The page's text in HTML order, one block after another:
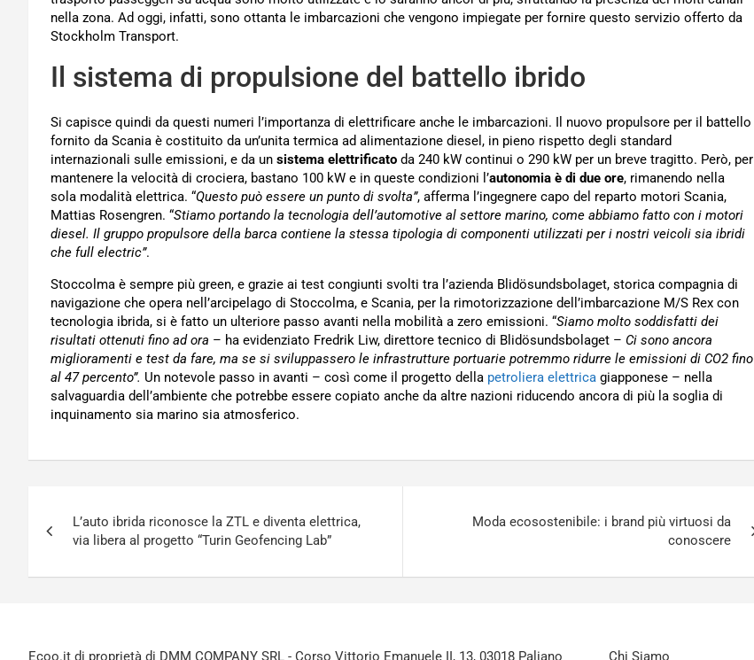
nella zona. Ad oggi, infatti, sono ottanta le imbarcazioni che vengono impiegate per fornire questo servizio offerto da
Stockholm Transport.
Il sistema di propulsione del battello ibrido
Si capisce quindi da questi numeri l’importanza di elettrificare anche le imbarcazioni. Il nuovo propulsore per il battello
fornito da Scania è costituito da un’unita termica ad alimentazione diesel, in pieno rispetto degli standard
internazionali sulle emissioni, e da un sistema elettrificato da 240 kW continui o 290 kW per un breve tragitto. Però, per
mantenere la velocità di crociera, bastano 100 kW e in queste condizioni l’autonomia è di due ore, rimanendo nella
sola modalità elettrica. “Questo può essere un punto di svolta”, afferma l’ingegnere capo del reparto motori Scania,
Mattias Rosengren. “Stiamo portando la tecnologia dell’automotive al settore marino, come abbiamo fatto con i motori
diesel. Il gruppo propulsore della barca contiene la stessa tipologia di componenti utilizzati per i nostri veicoli sia ibridi
che full electric”.
Stoccolma è sempre più green, e grazie ai test congiunti svolti tra l’azienda Blidösundsbolaget, storica compagnia di
navigazione che opera nell’arcipelago di Stoccolma, e Scania, per la rimotorizzazione dell’imbarcazione M/S Rex con
tecnologia ibrida, si è fatto un ulteriore passo avanti nella mobilità a zero emissioni. “Siamo molto soddisfatti dei
risultati ottenuti fino ad ora – ha evidenziato Fredrik Liw, direttore tecnico di Blidösundsbolaget – Ci sono ancora
miglioramenti e test da fare, ma se si sviluppassero le infrastrutture portuarie potremmo ridurre le emissioni di CO2 fino
al 47 percento”. Un notevole passo in avanti – così come il progetto della petroliera elettrica giapponese – nella
salvaguardia dell’ambiente che potrebbe essere copiato anche da altre nazioni riducendo ancora di più la soglia di
inquinamento sia marino sia atmosferico.
articoli
L’auto ibrida riconosce la ZTL e diventa elettrica,
via libera al progetto “Turin Geofencing Lab”
Moda ecosostenibile: i brand più virtuosi da
conoscere
Ecoo.it di proprietà di DMM COMPANY SRL - Corso Vittorio Emanuele II, 13, 03018 Paliano Chi Siamo